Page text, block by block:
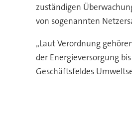
zuständigen
von sogenannten
„Laut Verordnung
der Energieversorgung
Geschäftsfeldes